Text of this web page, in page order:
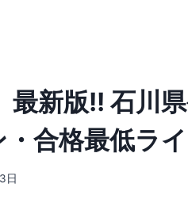
最新版!! 石川
合格最低ラ
日